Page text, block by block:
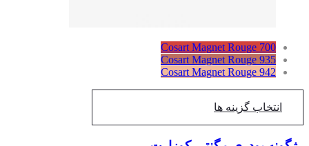
Cosart Magnet Rouge 700
Cosart Magnet Rouge 935
Cosart Magnet Rouge 942
انتخاب گزینه ها